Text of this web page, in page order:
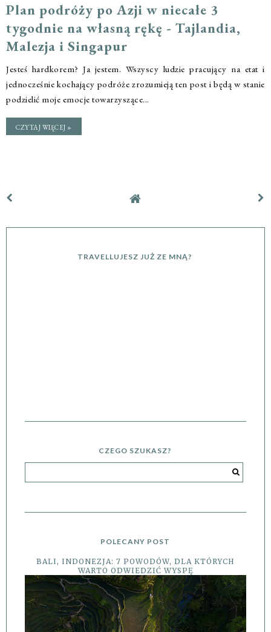
Plan podróży po Azji w niecałe 3
tygodnie na własną rękę - Tajlandia,
Malezja i Singapur
Jesteś hardkorem? Ja jestem. Wszyscy ludzie pracujący na etat i
jednocześnie kochający podróże zrozumieją ten post i będą w stanie
podzielić moje emocje towarzyszące...
CZYTAJ WIĘCEJ »
TRAVELLUJESZ JUŻ ZE MNĄ?
CZEGO SZUKASZ?
POLECANY POST
BALI, INDONEZJA: 7 POWODÓW, DLA KTÓRYCH
WARTO ODWIEDZIĆ WYSPĘ